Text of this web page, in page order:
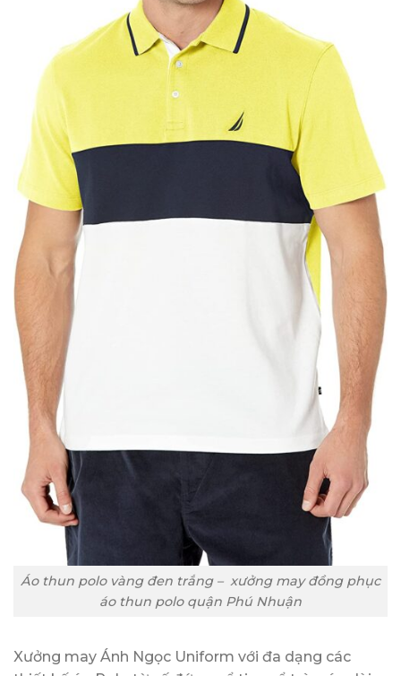
Áo thun polo vàng đen trắng – xưởng may đồng phục
áo thun polo quận Phú Nhuận
Xưởng may Ánh Ngọc Uniform với đa dạng các